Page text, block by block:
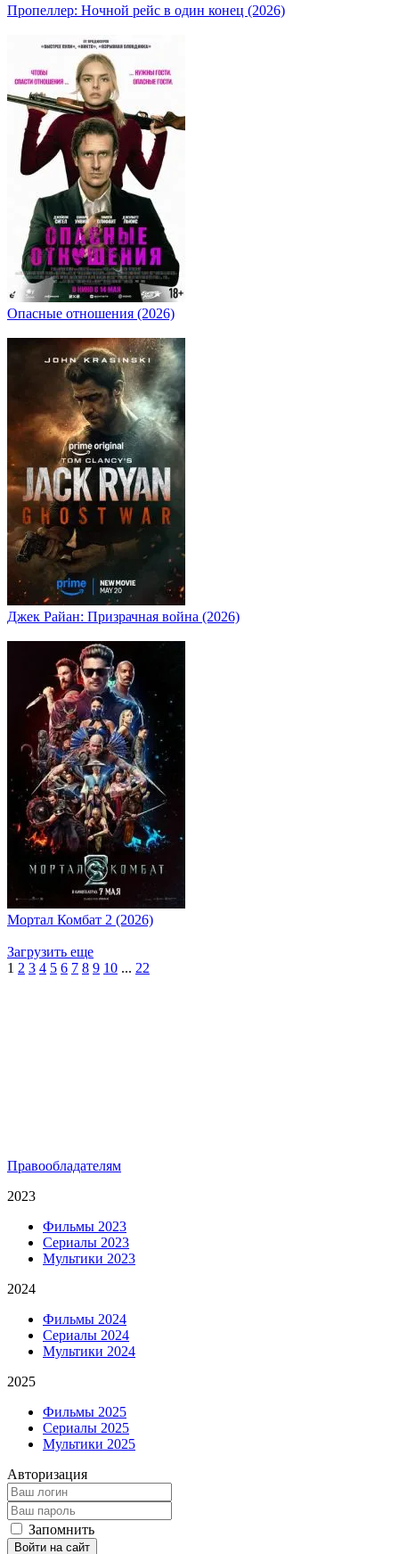
Пропеллер: Ночной рейс в один конец (2026)
Опасные отношения (2026)
Джек Райан: Призрачная война (2026)
Мортал Комбат 2 (2026)
Загрузить еще
1 2 3 4 5 6 7 8 9 10 ... 22
Правообладателям
2023
Фильмы 2023
Сериалы 2023
Мультики 2023
2024
Фильмы 2024
Сериалы 2024
Мультики 2024
2025
Фильмы 2025
Сериалы 2025
Мультики 2025
Авторизация
Запомнить
Войти на сайт